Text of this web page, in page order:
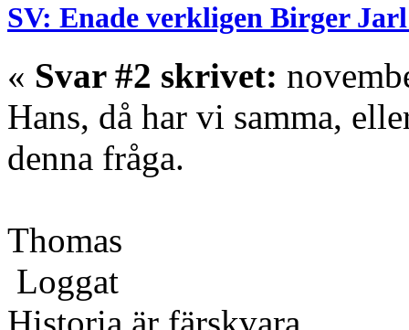
SV: Enade verkligen Birger
« Svar #2 skrivet:
Hans, då har vi samma,
denna fråga.
Thomas
Loggat